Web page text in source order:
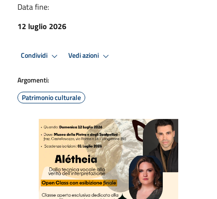
Data fine:
12 luglio 2026
Condividi Vedi azioni
Argomenti:
Patrimonio culturale